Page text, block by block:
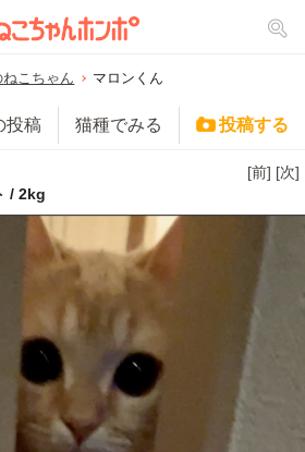
こちゃん マロンくん
投稿 猫種でみる 投稿する
[前] [次]
/ 2kg